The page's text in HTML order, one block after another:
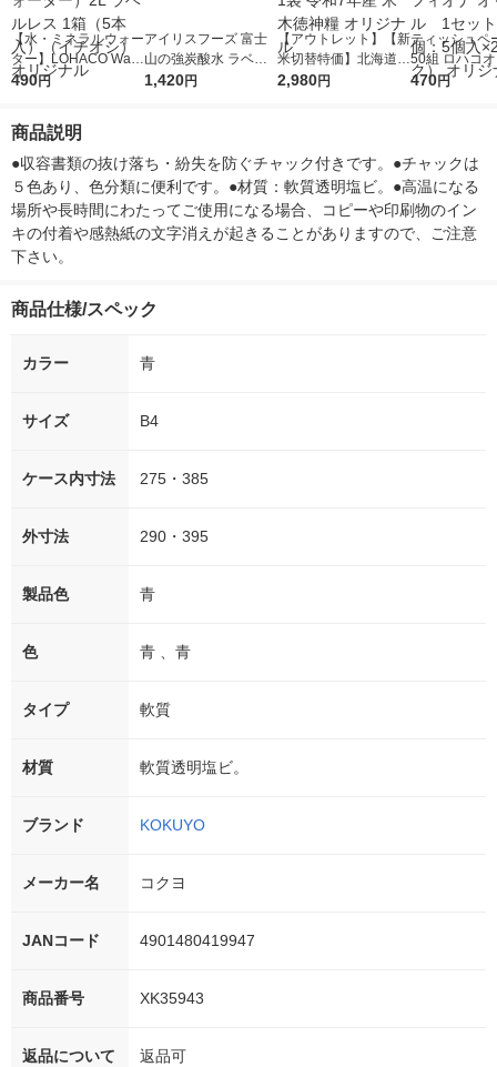
【水・ミネラルウォー
ター】LOHACO Wate
r（ロハコウォータ
シ） オリジナル
490円
アイリスフーズ 富士
山の強炭酸水 ラベル
レス 500ml 1箱（24
1,420円
【アウトレット】【新
米切替特価】北海道産
ななつぼし 無洗米 5k
2,980円
ティッシュペ
50組 ロハコ
ルソフトパッ
オリジナル
470円
商品説明
●収容書類の抜け落ち・紛失を防ぐチャック付きです。●チャックは
５色あり、色分類に便利です。●材質：軟質透明塩ビ。●高温になる
場所や長時間にわたってご使用になる場合、コピーや印刷物のイン
キの付着や感熱紙の文字消えが起きることがありますので、ご注意
下さい。
商品仕様/スペック
カラー 青
サイズ B4
ケース内寸法 275・385
外寸法 290・395
製品色 青
色 青 、青
タイプ 軟質
材質 軟質透明塩ビ。
ブランド KOKUYO
メーカー名 コクヨ
JANコード 4901480419947
商品番号 XK35943
返品について
返品可